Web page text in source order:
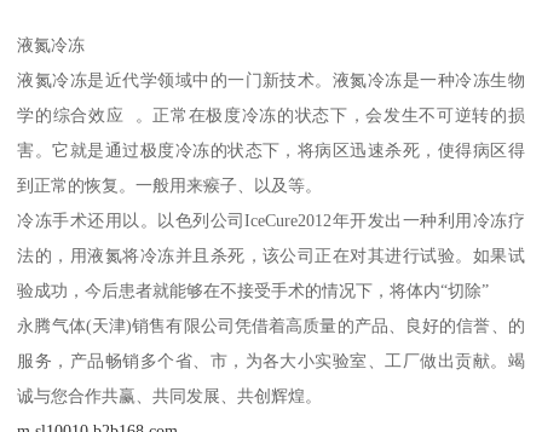
液氮冷冻
液氮冷冻是近代学领域中的一门新技术。液氮冷冻是一种冷冻生物
学的综合效应 。正常在极度冷冻的状态下，会发生不可逆转的损
害。它就是通过极度冷冻的状态下，将病区迅速杀死，使得病区得
到正常的恢复。一般用来瘊子、以及等。
冷冻手术还用以。以色列公司IceCure2012年开发出一种利用冷冻疗
法的，用液氮将冷冻并且杀死，该公司正在对其进行试验。如果试
验成功，今后患者就能够在不接受手术的情况下，将体内“切除”
永腾气体(天津)销售有限公司凭借着高质量的产品、良好的信誉、的
服务，产品畅销多个省、市，为各大小实验室、工厂做出贡献。竭
诚与您合作共赢、共同发展、共创辉煌。